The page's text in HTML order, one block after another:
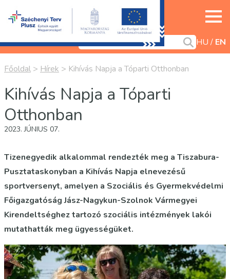
HU EN
Főoldal > Hírek > Kihívás Napja a Tóparti Otthonban
Kihívás Napja a Tóparti
Otthonban
2023. JÚNIUS 07.
Tizenegyedik alkalommal rendezték meg a Tiszabura-
Pusztataskonyban a Kihívás Napja elnevezésű
sportversenyt, amelyen a Szociális és Gyermekvédelmi
Főigazgatóság Jász-Nagykun-Szolnok Vármegyei
Kirendeltséghez tartozó szociális intézmények lakói
mutathatták meg ügyességüket.